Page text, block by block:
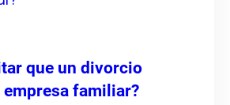
que un divorcio
empresa familiar?